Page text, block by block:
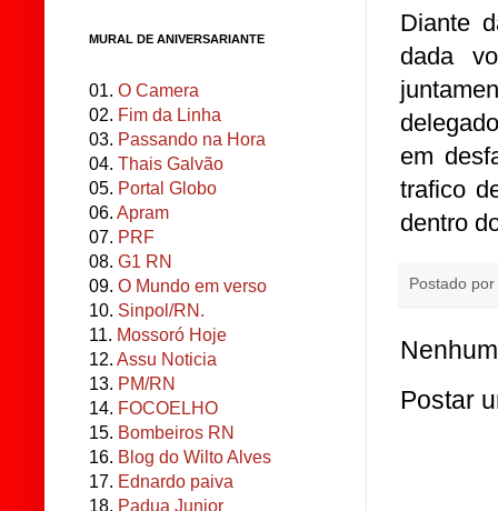
Diante
dada
em
trafico
dentro
Postado por
Postar
MURAL DE ANIVERSARIANTE
01. O Camera
02. Fim da Linha
03. Passando na Hora
04. Thais Galvão
05. Portal Globo
06. Apram
07. PRF
08. G1 RN
09. O Mundo em verso
10. Sinpol/RN.
11. Mossoró Hoje
12. Assu Noticia
13. PM/RN
14. FOCOELHO
15. Bombeiros RN
16. Blog do Wilto Alves
17. Ednardo paiva
18. Padua Junior